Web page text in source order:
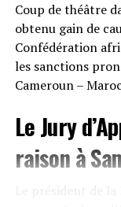
Coup de théâtre
obtenu gain de
Confédération
les sanctions
Cameroun –
Le Jury
raison à